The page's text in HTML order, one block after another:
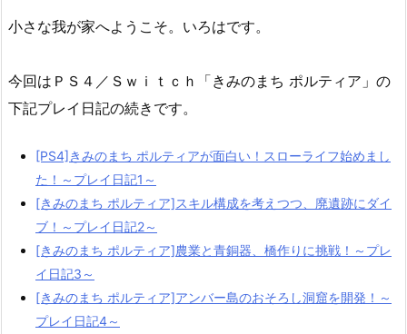
小さな我が家へようこそ。いろはです。
今回はＰＳ４／Ｓｗｉｔｃｈ「きみのまち ポルティア」の
下記プレイ日記の続きです。
[PS4]きみのまち ポルティアが面白い！スローライフ始めまし
た！～プレイ日記1～
[きみのまち ポルティア]スキル構成を考えつつ、廃遺跡にダイ
ブ！～プレイ日記2～
[きみのまち ポルティア]農業と青銅器、橋作りに挑戦！～プレ
イ日記3～
[きみのまち ポルティア]アンバー島のおそろし洞窟を開発！～
プレイ日記4～